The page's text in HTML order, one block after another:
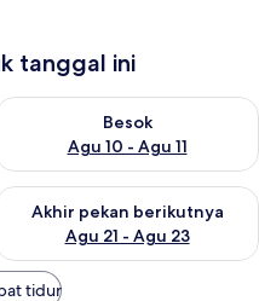
tanggal ini
ini Agu 9 - Agu 10
Besok
Agu 10 - Agu 11
ketersediaan untuk
ini Agu 14 - Agu 16
Akhir pekan berikutnya
Agu 21 - Agu 23
ketersediaan untuk
tidur